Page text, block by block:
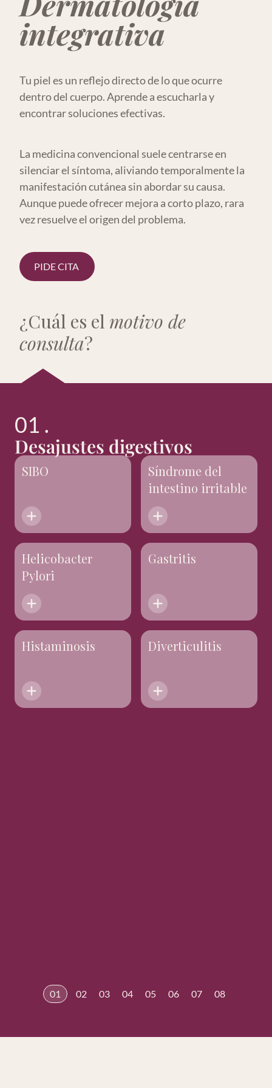
integrativa
Tu piel es un reflejo directo de lo que ocurre
dentro del cuerpo. Aprende a escucharla y
encontrar soluciones efectivas.
La medicina convencional suele centrarse en
silenciar el síntoma, aliviando temporalmente la
manifestación cutánea sin abordar su causa.
Aunque puede ofrecer mejora a corto plazo, rara
vez resuelve el origen del problema.
PIDE CITA
¿Cuál es el motivo de
consulta?
01 .
Desajustes digestivos
SIBO
Síndrome del
intestino irritable
Helicobacter
Pylori
Gastritis
Histaminosis Diverticulitis
01 02 03 04 05 06 07 08